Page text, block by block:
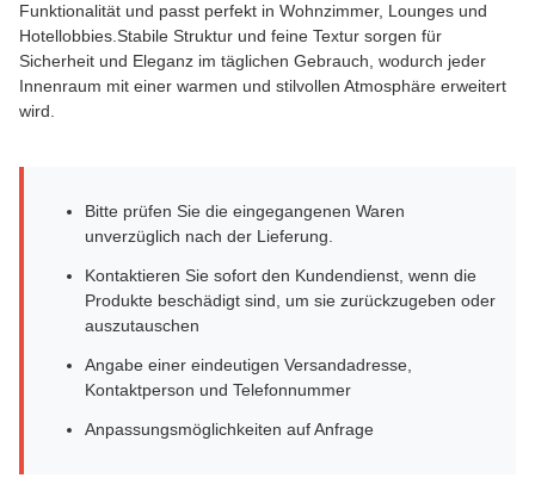
Funktionalität und passt perfekt in Wohnzimmer, Lounges und
Hotellobbies.Stabile Struktur und feine Textur sorgen für
Sicherheit und Eleganz im täglichen Gebrauch, wodurch jeder
Innenraum mit einer warmen und stilvollen Atmosphäre erweitert
wird.
Bitte prüfen Sie die eingegangenen Waren
unverzüglich nach der Lieferung.
Kontaktieren Sie sofort den Kundendienst, wenn die
Produkte beschädigt sind, um sie zurückzugeben oder
auszutauschen
Angabe einer eindeutigen Versandadresse,
Kontaktperson und Telefonnummer
Anpassungsmöglichkeiten auf Anfrage